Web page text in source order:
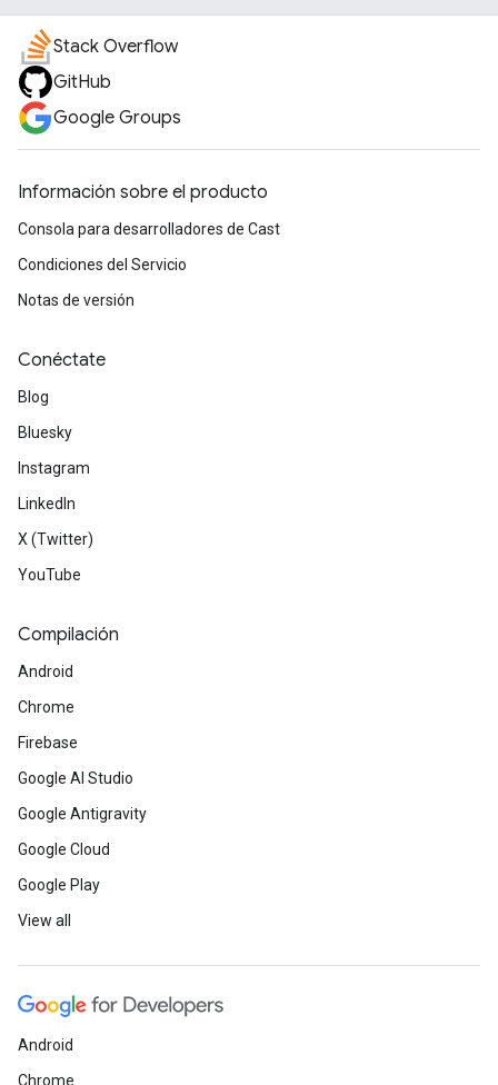
Stack Overflow
GitHub
Google Groups
Información sobre el producto
Consola para desarrolladores de Cast
Condiciones del Servicio
Notas de versión
Conéctate
Blog
Bluesky
Instagram
LinkedIn
X (Twitter)
YouTube
Compilación
Android
Chrome
Firebase
Google AI Studio
Google Antigravity
Google Cloud
Google Play
View all
Android
Chrome